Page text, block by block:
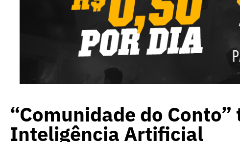
“Comunidade do
Inteligência Artificial